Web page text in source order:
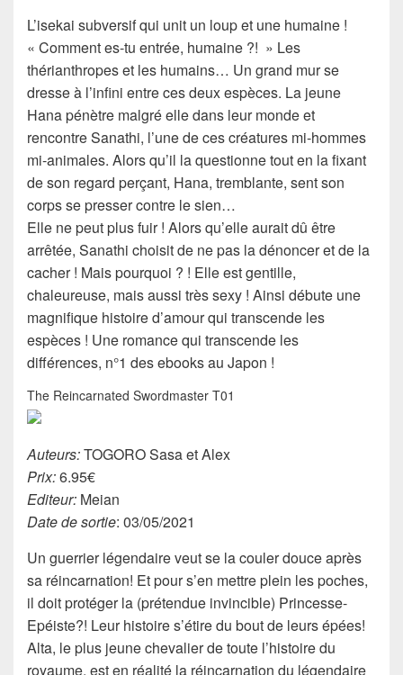
L’isekai subversif qui unit un loup et une humaine !
« Comment es-tu entrée, humaine ?! » Les
thérianthropes et les humains… Un grand mur se
dresse à l’infini entre ces deux espèces. La jeune
Hana pénètre malgré elle dans leur monde et
rencontre Sanathi, l’une de ces créatures mi-hommes
mi-animales. Alors qu’il la questionne tout en la fixant
de son regard perçant, Hana, tremblante, sent son
corps se presser contre le sien…
Elle ne peut plus fuir ! Alors qu’elle aurait dû être
arrêtée, Sanathi choisit de ne pas la dénoncer et de la
cacher ! Mais pourquoi ? ! Elle est gentille,
chaleureuse, mais aussi très sexy ! Ainsi débute une
magnifique histoire d’amour qui transcende les
espèces ! Une romance qui transcende les
différences, n°1 des ebooks au Japon !
The Reincarnated Swordmaster T01
Auteurs:TOGORO Sasa et Alex
Prix:6.95€
Editeur: Meian
Date de sortie: 03/05/2021
Un guerrier légendaire veut se la couler douce après
sa réincarnation! Et pour s’en mettre plein les poches,
il doit protéger la (prétendue invincible) Princesse-
Epéiste?! Leur histoire s’étire du bout de leurs épées!
Alta, le plus jeune chevalier de toute l’histoire du
royaume, est en réalité la réincarnation du légendaire